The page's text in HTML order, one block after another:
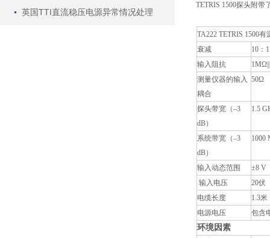
英国TTI直流稳压电源异常情况处理
TETRIS 1500探头附
TA222 TETRIS 1500
衰减
10：1
输入阻抗
测量仪器的输入
耦合
50Ω
探头带宽（–3
dB）
1.5
系统带宽（–3
dB）
1000
输入动态范围
±8 V
输入电压
20伏
电缆长度
1.3米
电源电压
包含
环境因素